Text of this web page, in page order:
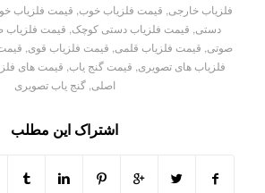
فلزیاب خارجی, قیمت فلزیاب خوب, قیمت فلزیاب
دستی, قیمت فلزیاب دستی کوچک, قیمت فلزیاب
صوتی, قیمت فلزیاب قلمی, قیمت فلزیاب قوی,
فلزیاب های تصویری, قیمت گنج یاب, قیمت های
اصلی,گنج یاب تصویری
اشتراک این مطلب